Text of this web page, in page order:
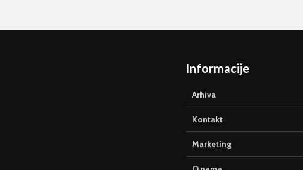
Informacije
Arhiva
Kontakt
Marketing